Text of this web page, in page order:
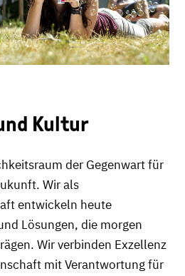
Kultur
der Gegenwart für
Wir als
entwickeln heute
Lösungen, die morgen
Wir verbinden Exzellenz
mit Verantwortung für